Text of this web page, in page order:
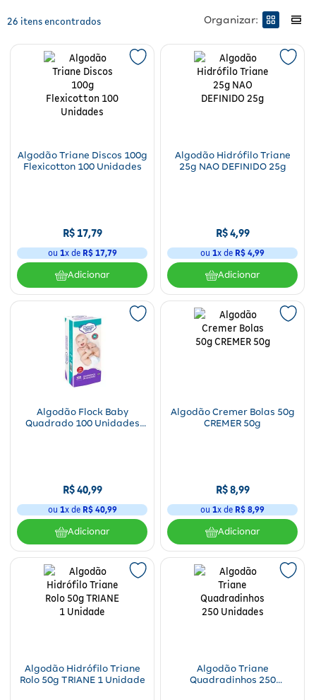
26 Organizar:
Algodão Triane Discos 100g
Flexicotton 100 Unidades
R$17,79
ou 1x de R$ 17,79
Adicionar
Algodão Hidrófilo Triane
25g NAO DEFINIDO 25g
R$4,99
ou 1x de R$ 4,99
Adicionar
Algodão Flock Baby
Quadrado 100 Unidades
R$40,99
ou 1x de R$ 40,99
Adicionar
Algodão Cremer Bolas 50g
CREMER 50g
R$8,99
ou 1x de R$ 8,99
Adicionar
Algodão Hidrófilo Triane
Rolo 50g TRIANE 1 Unidade
Algodão Triane
Quadradinhos 250
Parar de fumar